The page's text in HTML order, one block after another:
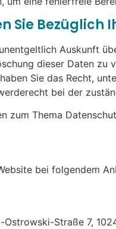
Sie Bezüglich
Auskunft
dieser Daten
Sie das Recht,
bei der
zum Thema
bei folgendem
Straße 7,